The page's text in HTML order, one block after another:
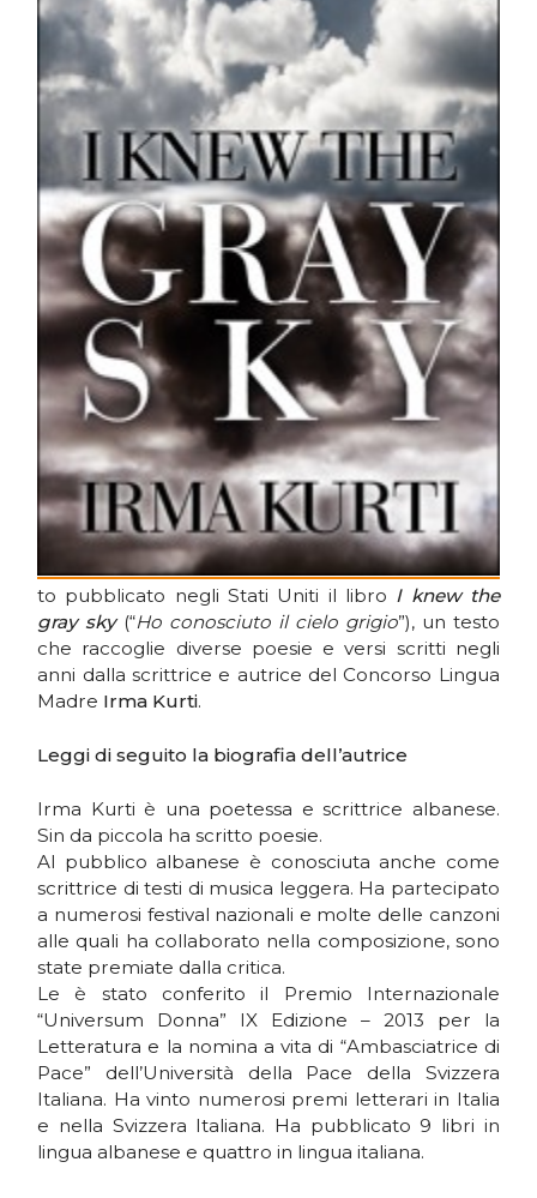
to pubblicato negli Stati Uniti il libro I knew the
gray sky(“Ho conosciuto il cielo grigio”), un testo
che raccoglie diverse poesie e versi scritti negli
anni dalla scrittrice e autrice del Concorso Lingua
Madre Irma Kurti.
Leggi di seguito la biografia dell’autrice
Irma Kurti è una poetessa e scrittrice albanese.
Sin da piccola ha scritto poesie.
Al pubblico albanese è conosciuta anche come
scrittrice di testi di musica leggera. Ha partecipato
a numerosi festival nazionali e molte delle canzoni
alle quali ha collaborato nella composizione, sono
state premiate dalla critica.
Le è stato conferito il Premio Internazionale
“Universum Donna” IX Edizione – 2013 per la
Letteratura e la nomina a vita di “Ambasciatrice di
Pace” dell’Università della Pace della Svizzera
Italiana. Ha vinto numerosi premi letterari in Italia
e nella Svizzera Italiana. Ha pubblicato 9 libri in
lingua albanese e quattro in lingua italiana.